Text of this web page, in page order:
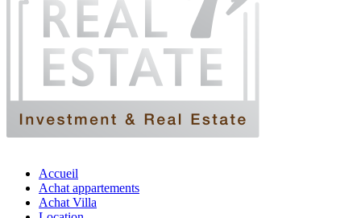
Accueil
Achat appartements
Achat Villa